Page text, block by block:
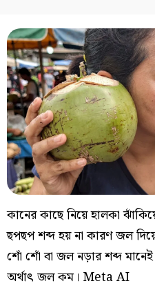
কানের কাছে নিয়ে হালকা
ছপছপ শব্দ হয় না কারণ জল
শোঁ শোঁ বা জল নড়ার শব্দ
অর্থাৎ জল কম। Meta AI